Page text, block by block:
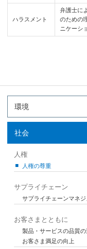
ハラスメント
弁護士に
のための
ニケーシ
環境
社会
人権
人権の尊重
サプライチェーン
サプライチェーンマネジ
お客さまとともに
製品・サービスの品質の
お客さま満足の向上